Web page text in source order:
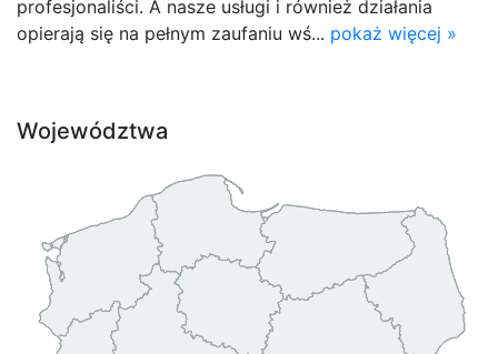
profesjonaliści. A nasze usługi i również działania
opierają się na pełnym zaufaniu wś... pokaż więcej »
Województwa